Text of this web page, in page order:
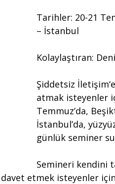
Tarihler: 20-21
– İstanbul
Kolaylaştıran:
Şiddetsiz
atmak isteyenler
Temmuz’da,
İstanbul’da,
günlük seminer
Semineri kendini
etmek isteyenler